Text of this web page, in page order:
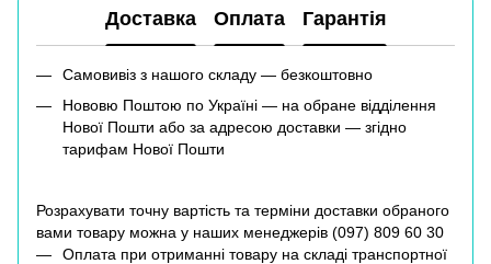
Доставка Оплата Гарантія
Самовивіз з нашого складу — безкоштовно
Нововю Поштою по Україні — на обране відділення
Нової Пошти або за адресою доставки — згідно
тарифам Нової Пошти
Розрахувати точну вартість та терміни доставки обраного
вами товару можна у наших менеджерів (097) 809 60 30
Оплата при отриманні товару на складі транспортної